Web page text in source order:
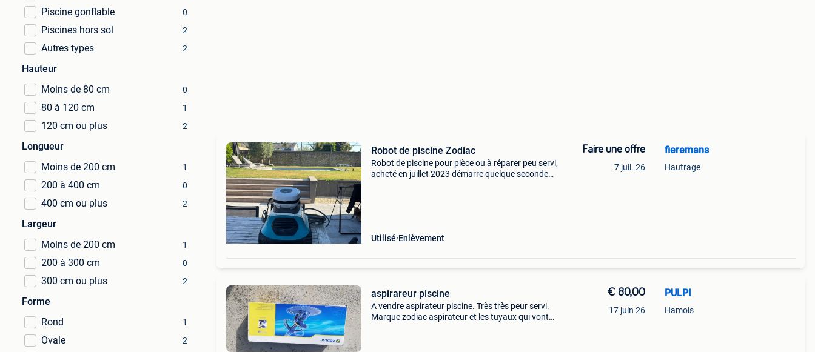
Piscine gonflable 0
Piscines hors sol 2
Autres types 2
Hauteur
Moins de 80 cm
0
80 à 120 cm 1
120 cm ou plus 2
Longueur
Moins de 200 cm
1
200 à 400 cm 0
400 cm ou plus 2
Largeur
Moins de 200 cm
1
200 à 300 cm 0
300 cm ou plus 2
Forme
Rond
1
Ovale 2
Robot de piscine Zodiac
Robot de piscine pour pièce ou à réparer peu servi,
acheté en juillet 2023 démarre quelque seconde
Utilisé Enlèvement
Faire une offre
7 juil. 26
fieremans
Hautrage
aspirareur piscine
A vendre aspirateur piscine. Très très peur servi.
Marque zodiac aspirateur et les tuyaux qui vont
€ 80,00
17 juin 26
PULPI
Hamois